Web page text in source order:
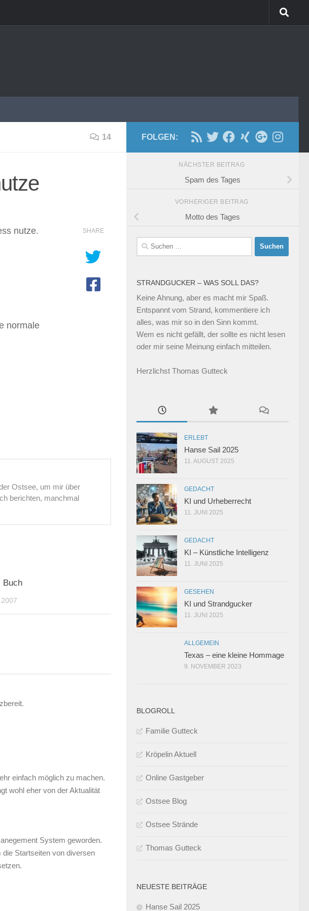
14
nutze.
normale
SHARE
Ostsee, um mir über
berichten, manchmal
Buch
einfach möglich zu machen.
wohl eher von der Aktualität
System geworden.
Startseiten von diversen
FOLGEN:
NÄCHSTER BEITRAG
Spam des Tages
VORHERIGER BEITRAG
Motto des Tages
Suchen
nach:
STRANDGUCKER – WAS SOLL DAS?
Keine Ahnung, aber es macht mir Spaß.
Entspannt vom Strand, kommentiere ich
alles, was mir so in den Sinn kommt.
Wem es nicht gefällt, der sollte es nicht lesen
oder mir seine Meinung einfach mitteilen.
Herzlichst Thomas Gutteck
ERLEBT
Hanse Sail 2025
11. AUGUST 2025
GEDACHT
KI und Urheberrecht
11. JUNI 2025
GEDACHT
KI – Künstliche Intelligenz
11. JUNI 2025
GESEHEN
KI und Strandgucker
11. JUNI 2025
ALLGEMEIN
Texas – eine kleine Hommage
9. NOVEMBER 2023
BLOGROLL
Familie Gutteck
Kröpelin Aktuell
Online Gastgeber
Ostsee Blog
Ostsee Strände
Thomas Gutteck
NEUESTE BEITRÄGE
Hanse Sail 2025